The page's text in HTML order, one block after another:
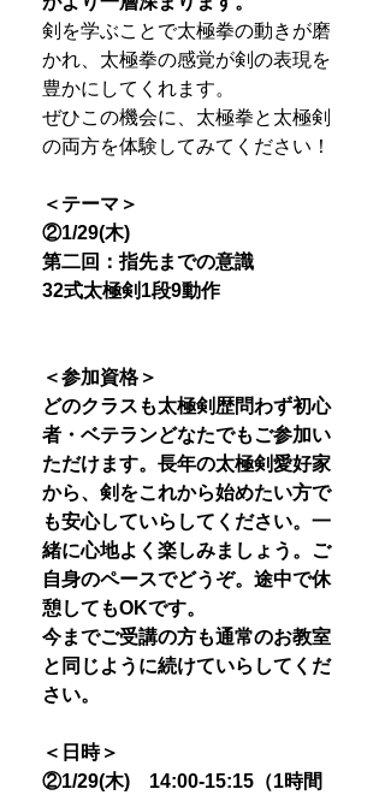
剣を学ぶことで太極拳の動きが磨
かれ、太極拳の感覚が剣の表現を
豊かにしてくれます。
ぜひこの機会に、太極拳と太極剣
の両方を体験してみてください！
＜テーマ＞
②1/29(木)
第二回：指先までの意識
32式太極剣1段9動作
＜参加資格＞
どのクラスも太極剣歴問わず初心
者・ベテランどなたでもご参加い
ただけます。長年の太極剣愛好家
から、剣をこれから始めたい方で
も安心していらしてください。一
緒に心地よく楽しみましょう。ご
自身のペースでどうぞ。途中で休
憩してもOKです。
今までご受講の方も通常のお教室
と同じように続けていらしてくだ
さい。
＜日時＞
②1/29(木) 14:00-15:15（1時間